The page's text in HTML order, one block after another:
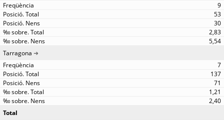
9
53
30
2,83
5,54
Tarragona
7
137
71
1,21
2,40
Total